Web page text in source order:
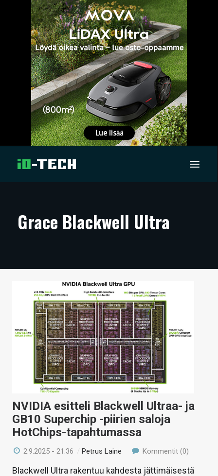
ARTIKKELIT
TECHBBS
KAUPPA
VAIHDA TEEMA
HAKU
Grace Blackwell Ultra
NVIDIA esitteli Blackwell Ultraa- ja
GB10 Superchip -piirien saloja
HotChips-tapahtumassa
2.9.2025 - 21:36 /Petrus Laine Kommentit (0)
Blackwell Ultra rakentuu kahdesta jättimäisestä